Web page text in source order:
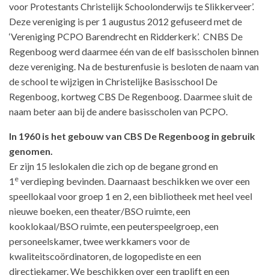
voor Protestants Christelijk Schoolonderwijs te Slikkerveer’.
Deze vereniging is per 1 augustus 2012 gefuseerd met de
‘Vereniging PCPO Barendrecht en Ridderkerk’. CNBS De
Regenboog werd daarmee één van de elf basisscholen binnen
deze vereniging. Na de besturenfusie is besloten de naam van
de school te wijzigen in Christelijke Basisschool De
Regenboog, kortweg CBS De Regenboog. Daarmee sluit de
naam beter aan bij de andere basisscholen van PCPO.
In 1960 is het gebouw van CBS De Regenboog in gebruik
genomen.
Er zijn 15 leslokalen die zich op de begane grond en
1 e verdieping bevinden. Daarnaast beschikken we over een
speellokaal voor groep 1 en 2, een bibliotheek met heel veel
nieuwe boeken, een theater/BSO ruimte, een
kooklokaal/BSO ruimte, een peuterspeelgroep, een
personeelskamer, twee werkkamers voor de
kwaliteitscoördinatoren, de logopediste en een
directiekamer. We beschikken over een traplift en een